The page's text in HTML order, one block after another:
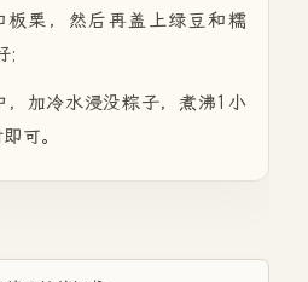
板栗，然后再盖上绿豆和糯
;
加冷水浸没粽子，煮沸1小
可。